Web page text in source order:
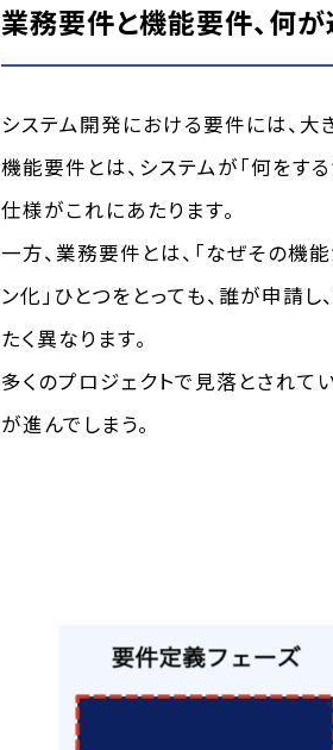
業務要件と機能要件、何
システム開発における要件には、大
機能要件とは、システムが「何をす
仕様がこれにあたります。
一方、業務要件とは、「なぜその機
ン化」ひとつをとっても、誰が申請
たく異なります。
多くのプロジェクトで見落とされ
が進んでしまう。